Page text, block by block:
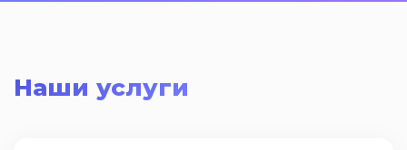
Наши услуги